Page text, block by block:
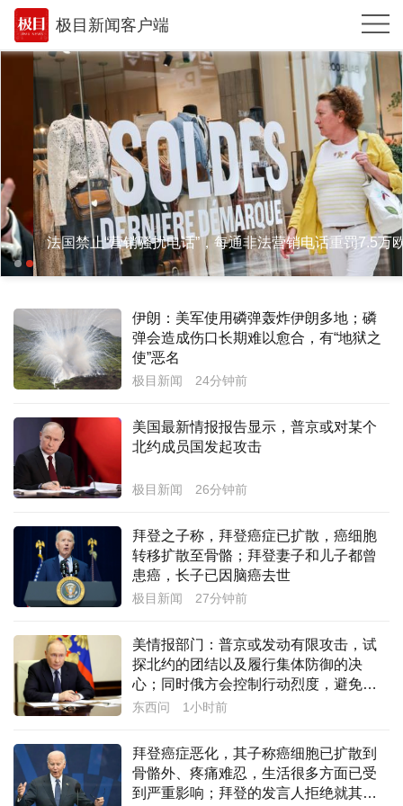
极目新闻客户端
推荐
体育
观点
时政
湖北
武汉
环球
专题
经济
城建
健康
悠游
汽车
房产
创意
法国禁止“营销骚扰电话”，每通非法营销电话重罚7.5万欧元
伊朗：美军使用磷弹轰炸伊朗多地；磷
弹会造成伤口长期难以愈合，有“地狱之
使”恶名
极目新闻 24分钟前
美国最新情报报告显示，普京或对某个
北约成员国发起攻击
极目新闻 26分钟前
拜登之子称，拜登癌症已扩散，癌细胞
转移扩散至骨骼；拜登妻子和儿子都曾
患癌，长子已因脑癌去世
极目新闻 27分钟前
美情报部门：普京或发动有限攻击，试
探北约的团结以及履行集体防御的决
心；同时俄方会控制行动烈度，避免触
发北约全面集体反击
东西问 1小时前
拜登癌症恶化，其子称癌细胞已扩散到
骨骼外、疼痛难忍，生活很多方面已受
到严重影响；拜登的发言人拒绝就其子